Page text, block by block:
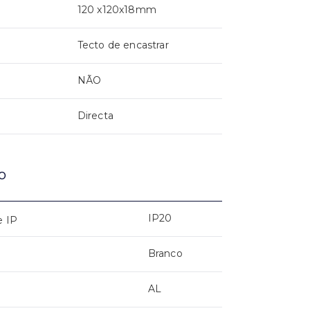
120 x120x18mm
Tecto de encastrar
NÃO
Directa
IP IP20
Branco
AL